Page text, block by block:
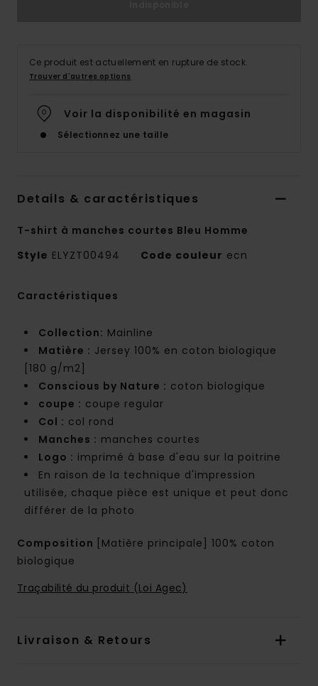
Ce produit est actuellement en rupture de stock.
Trouver d'autres options
Voir la disponibilité en magasin
Sélectionnez une taille
Details & caractéristiques
T-shirt à manches courtes Bleu Homme
Style ELYZT00494 Code couleur ecn
Caractéristiques
Collection: Mainline
Matière : Jersey 100% en coton biologique
[180 g/m2]
Conscious by Nature : coton biologique
coupe : coupe regular
Col : col rond
Manches : manches courtes
Logo : imprimé à base d'eau sur la poitrine
En raison de la technique d'impression
utilisée, chaque pièce est unique et peut donc
différer de la photo
Composition
[Matière principale] 100% coton
biologique
Traçabilité du produit (Loi Agec)
Livraison & Retours